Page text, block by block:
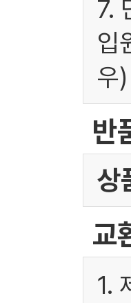
7.
입
우)
반
상
교
1.